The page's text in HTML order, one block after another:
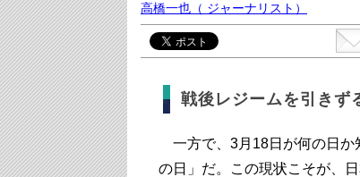
高橋一也 （ ジャーナリスト）
戦後レジームを引きず
一方で、3月18日が何の日か
の日」だ。この現状こそが、